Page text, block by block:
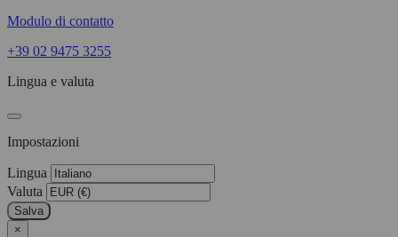
Modulo di contatto
+39 02 9475 3255
Lingua e valuta
Impostazioni
Lingua
Valuta
Salva
×